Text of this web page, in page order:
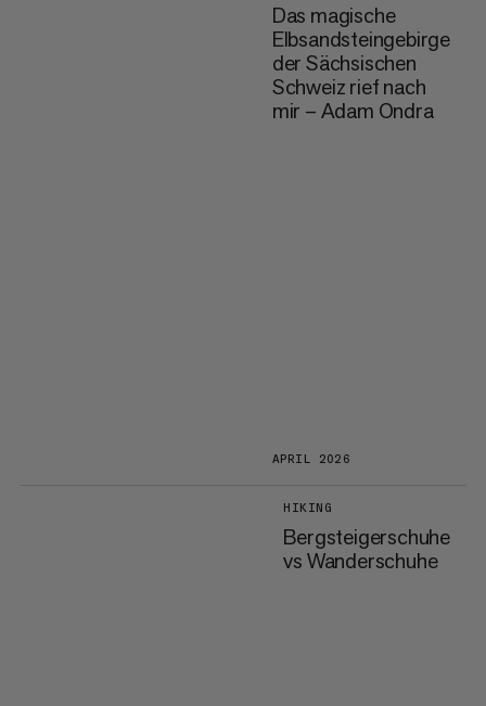
Das magische
Elbsandsteingebirge
der Sächsischen
Schweiz rief nach
mir – Adam Ondra
APRIL 2026
HIKING
Bergsteigerschuhe
vs Wanderschuhe